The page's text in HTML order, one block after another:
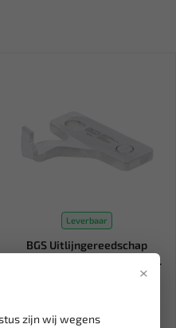
×
zijn wij wegens
Leverbaar
BGS Uitlijngereedschap
krukastrillingsdemper voor...
Ex. btw: € 24,75